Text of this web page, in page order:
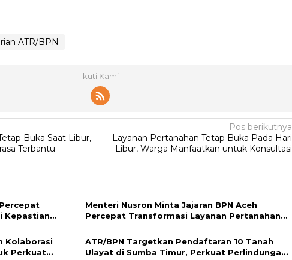
ATR/BPN
Ikuti Kami
Buka Saat Libur,
Terbantu
Pos berikutnya
Layanan Pertanahan Tetap Buka Pada Hari
Libur, Warga Manfaatkan untuk Konsultasi
Kepastian
Menteri Nusron Minta Jajaran BPN Aceh
Percepat Transformasi Layanan Pertanahan
Kolaborasi
Perkuat
ATR/BPN Targetkan Pendaftaran 10 Tanah
Ulayat di Sumba Timur, Perkuat Perlindungan